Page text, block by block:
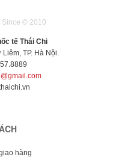
Since © 2010
tế Thái Chi
TP. Hà Nội.
hàng